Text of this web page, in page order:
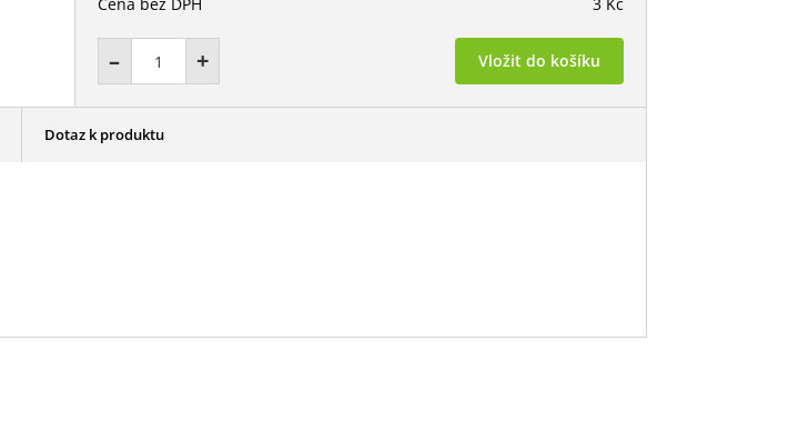
– + Vložit do košíku
Dotaz k produktu